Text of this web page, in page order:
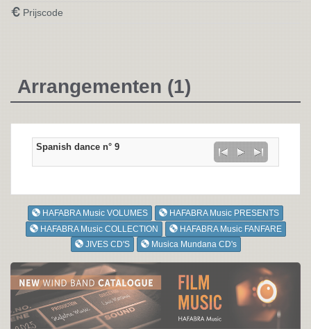
Prijscode
Arrangementen (1)
Spanish dance n° 9
HAFABRA Music VOLUMES
HAFABRA Music PRESENTS
HAFABRA Music COLLECTION
HAFABRA Music FANFARE
JIVES CD'S
Musica Mundana CD's